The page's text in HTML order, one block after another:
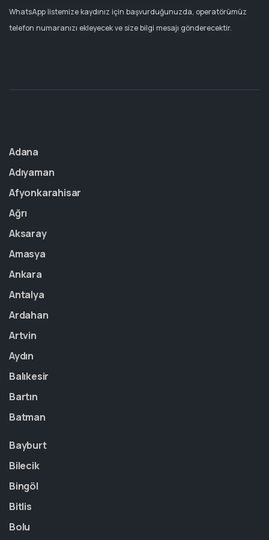
WhatsApp listemize kaydınız için başvurduğunuzda, operatörümüz
telefon numaranızı ekleyecek ve size bilgi mesajı gönderecektir.
Adana
Adıyaman
Afyonkarahisar
Ağrı
Aksaray
Amasya
Ankara
Antalya
Ardahan
Artvin
Aydın
Balıkesir
Bartın
Batman
Bayburt
Bilecik
Bingöl
Bitlis
Bolu